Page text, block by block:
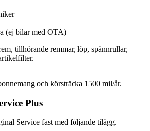
(ej bilar med OTA)
tillhörande remmar, löp, spännrullar,
och körsträcka 1500 mil/år.
Plus
Service fast med följande tilägg.